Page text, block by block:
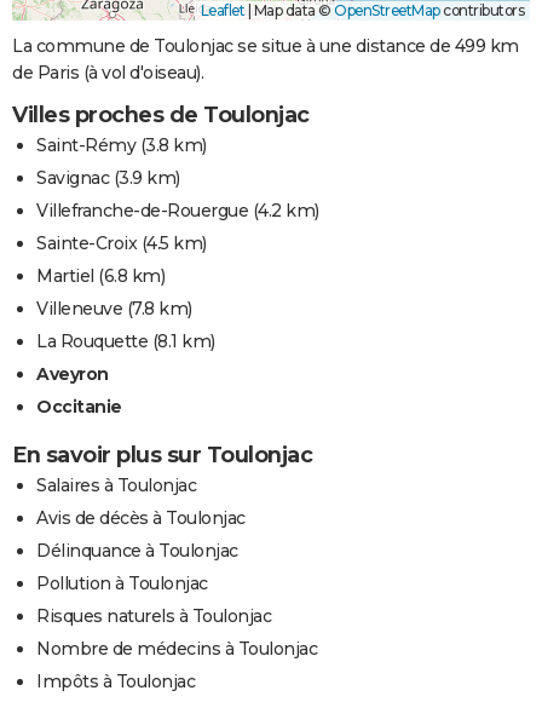
Leaflet |Map data ©OpenStreetMapcontributors
La commune de Toulonjac se situe à une distance de 499 km
de Paris (à vol d'oiseau).
Villes proches de Toulonjac
Saint-Rémy(3.8 km)
Savignac(3.9 km)
Villefranche-de-Rouergue (4.2 km)
Sainte-Croix(4.5 km)
Martiel (6.8 km)
Villeneuve (7.8 km)
La Rouquette (8.1 km)
Aveyron
Occitanie
En savoir plus sur Toulonjac
Salaires à Toulonjac
Avis de décès à Toulonjac
Délinquance à Toulonjac
Pollution à Toulonjac
Risques naturels à Toulonjac
Nombre de médecins à Toulonjac
Impôts à Toulonjac